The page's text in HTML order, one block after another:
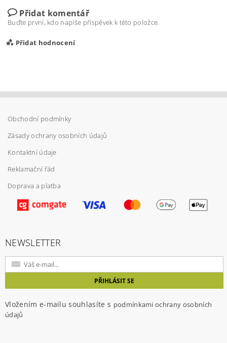
Přidat komentář
Buďte první, kdo napíše příspěvek k této položce.
Přidat hodnocení
Vložením hodnocení souhlasíte spodmínkami
ochrany osobních údajů
Obchodní podmínky
Zásady ochrany osobních údajů
Kontaktní údaje
Reklamační řád
Doprava a platba
NEWSLETTER
Vložením e-mailu souhlasíte s podmínkami ochrany osobních
údajů